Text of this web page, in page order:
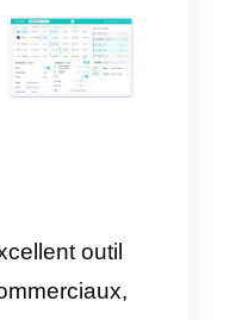
plateforme qui
communiquer
leurs clients, par
d’appeler via le
une solution